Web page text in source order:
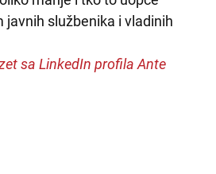
službenika i vladinih
sa LinkedIn profila Ante